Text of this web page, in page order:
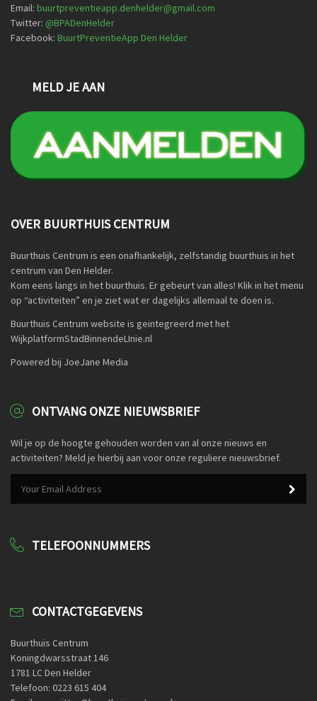
Email: buurtpreventieapp.denhelder@gmail.com
Twitter: @BPADenHelder
Facebook: BuurtPreventieApp Den Helder
MELD JE AAN
OVER BUURTHUIS CENTRUM
Buurthuis Centrum is een onafhankelijk, zelfstandig buurthuis in het
centrum van Den Helder.
Kom eens langs in het buurthuis. Er gebeurt van alles! Klik in het menu
op “activiteiten” en je ziet wat er dagelijks allemaal te doen is.
Buurthuis Centrum website is geintegreerd met het
WijkplatformStadBinnendeLInie.nl
Powered bij JoeJane Media
ONTVANG ONZE NIEUWSBRIEF
Wil je op de hoogte gehouden worden van al onze nieuws en
activiteiten? Meld je hierbij aan voor onze reguliere nieuwsbrief.
TELEFOONNUMMERS
CONTACTGEGEVENS
Buurthuis Centrum
Koningdwarsstraat 146
1781 LC Den Helder
Telefoon: 0223 615 404